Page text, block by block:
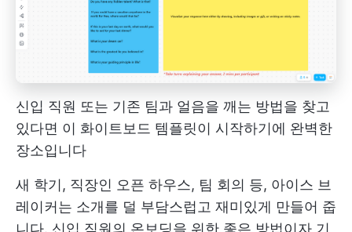
신입 직원 또는 기존 팀과 얼음을 깨는 방법을 찾고
있다면 이 화이트보드 템플릿이 시작하기에 완벽한
장소입니다
새 학기, 직장인 오픈 하우스, 팀 회의 등, 아이스 브
레이커는 소개를 덜 부담스럽고 재미있게 만들어 줍